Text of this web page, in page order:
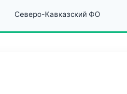
Северо-Кавказский ФО